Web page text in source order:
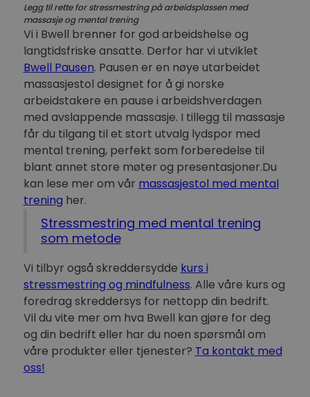
Legg til rette for stressmestring på arbeidsplassen med
massasje og mental trening
Vi i Bwell brenner for god arbeidshelse og
langtidsfriske ansatte. Derfor har vi utviklet
Bwell Pausen. Pausen er en nøye utarbeidet
massasjestol designet for å gi norske
arbeidstakere en pause i arbeidshverdagen
med avslappende massasje. I tillegg til massasje
får du tilgang til et stort utvalg lydspor med
mental trening, perfekt som forberedelse til
blant annet store møter og presentasjoner.Du
kan lese mer om vår massasjestol med mental
trening her.
Stressmestring med mental trening
som metode
Vi tilbyr også skreddersydde kurs i
stressmestring og mindfulness. Alle våre kurs og
foredrag skreddersys for nettopp din bedrift.
Vil du vite mer om hva Bwell kan gjøre for deg
og din bedrift eller har du noen spørsmål om
våre produkter eller tjenester? Ta kontakt med
oss!